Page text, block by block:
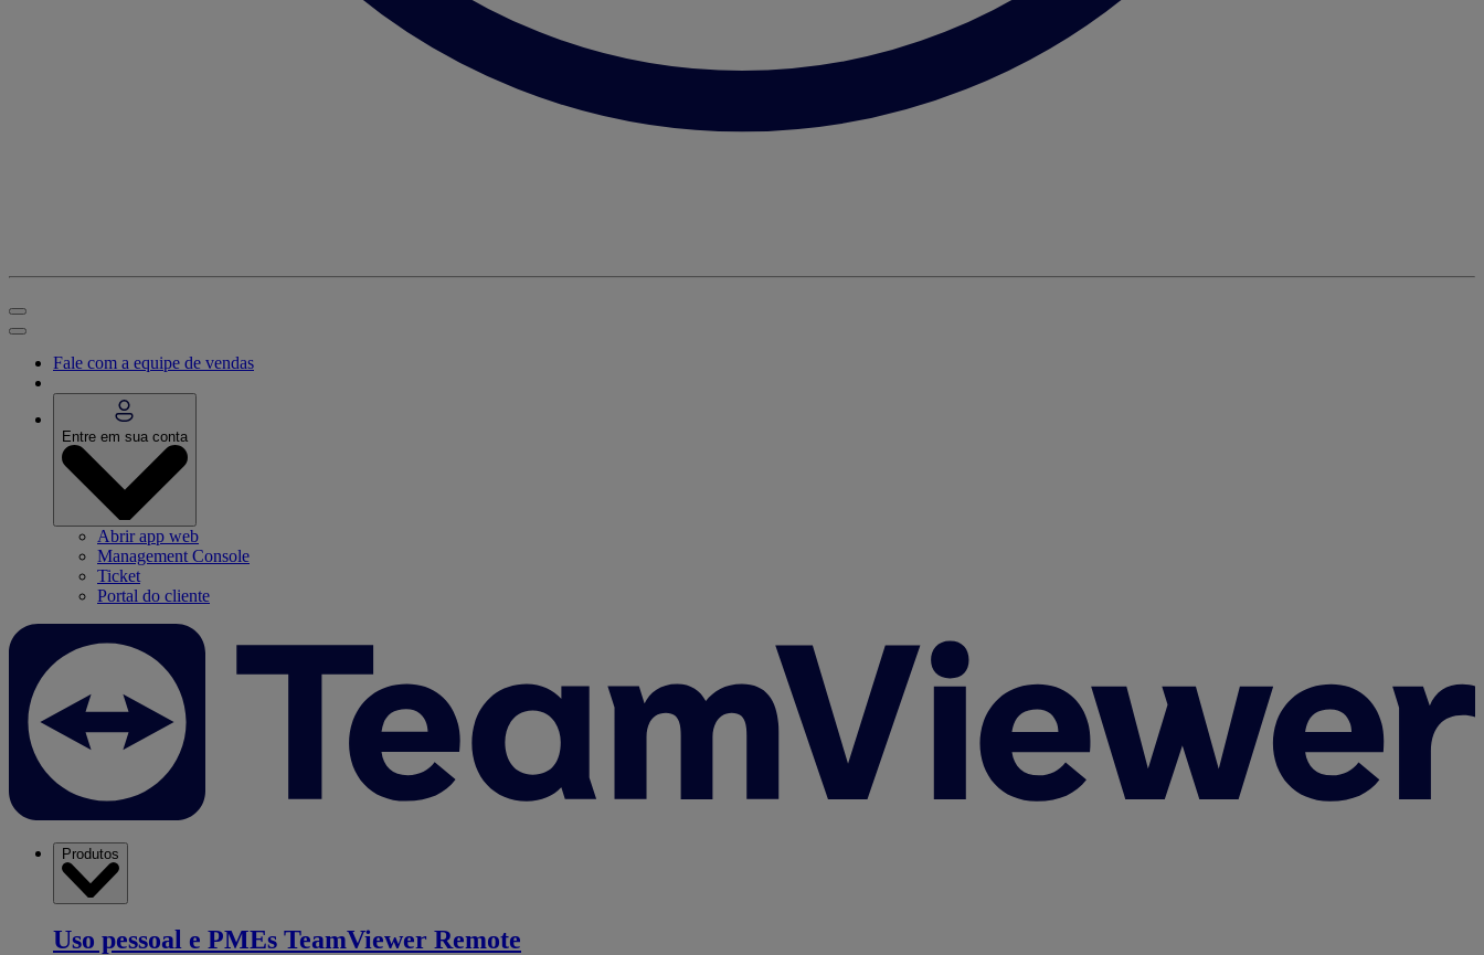
Fale com a equipe de vendas
Entre em sua conta
Abrir app web
Management Console
Ticket
Portal do cliente
Produtos
Uso pessoal e PMEs TeamViewer Remote